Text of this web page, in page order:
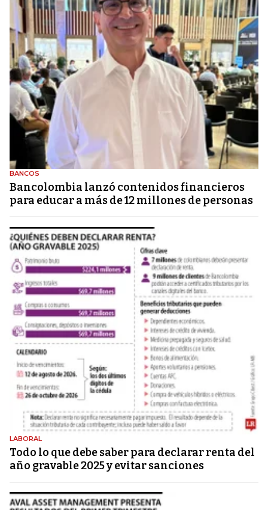
BANCOS
Bancolombia lanzó contenidos financieros
para educar a más de 12 millones de personas
LABORAL
Todo lo que debe saber para declarar renta del
año gravable 2025 y evitar sanciones